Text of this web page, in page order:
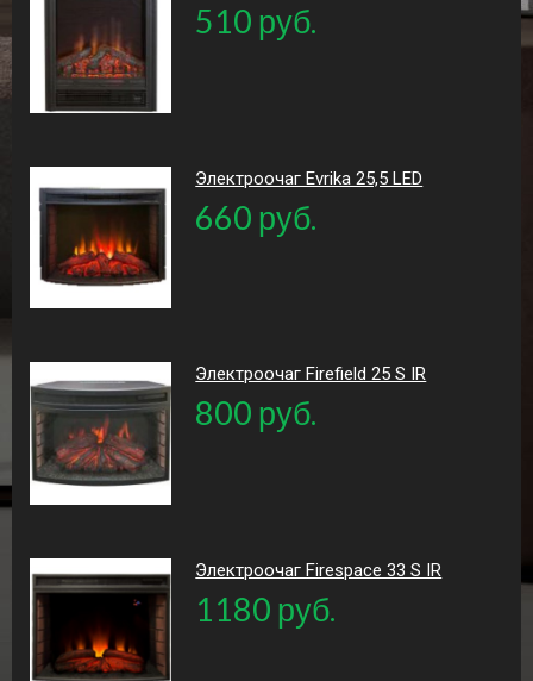
510 руб.
Электроочаг Evrika 25,5 LED
660 руб.
Электроочаг Firefield 25 S IR
800 руб.
Электроочаг Firespace 33 S IR
1180 руб.